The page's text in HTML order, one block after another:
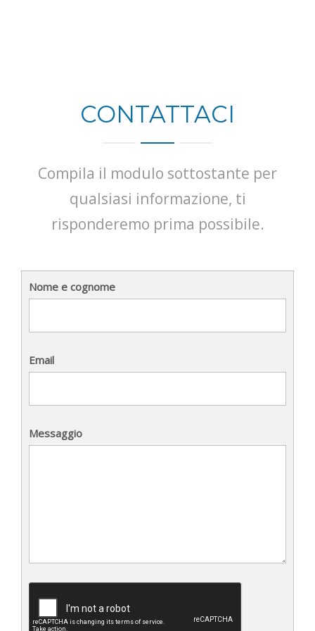
CONTATTACI
Compila il modulo sottostante per
qualsiasi informazione, ti
risponderemo prima possibile.
Nome e cognome
Email
Messaggio